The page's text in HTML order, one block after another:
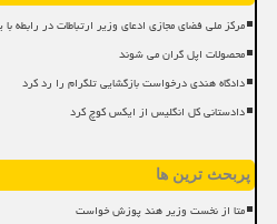
مرکز ملی فضای مجازی ادعای وزیر ارتباطات در رابطه
محصولات اپل گران می شوند
دادگاه هندی درخواست بازگشایی تلگرام را رد کرد
دادستانی کل انگلیس از ایکس کوچ کرد
پربحث ترین ها
متا از نخست وزیر هند پوزش خواست